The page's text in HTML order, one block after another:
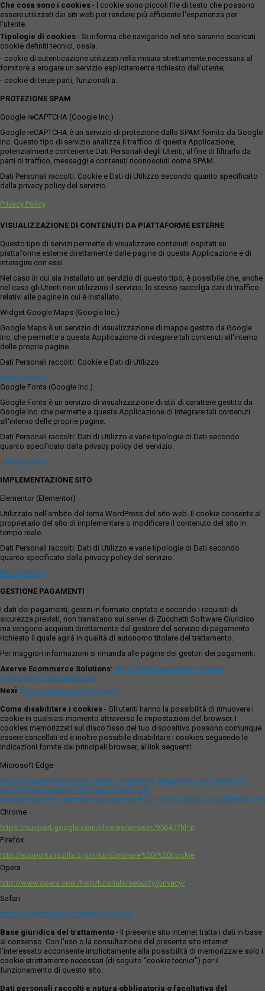
Che cosa sono i cookies - I cookie sono piccoli file di testo che possono
essere utilizzati dai siti web per rendere più efficiente l'esperienza per
l'utente.
Tipologie di cookies - Si informa che navigando nel sito saranno scaricati
cookie definiti tecnici, ossia:
- cookie di autenticazione utilizzati nella misura strettamente necessaria al
fornitore a erogare un servizio esplicitamente richiesto dall'utente;
- cookie di terze parti, funzionali a:
PROTEZIONE SPAM
Google reCAPTCHA (Google Inc.)
Google reCAPTCHA è un servizio di protezione dallo SPAM fornito da Google
Inc. Questo tipo di servizio analizza il traffico di questa Applicazione,
potenzialmente contenente Dati Personali degli Utenti, al fine di filtrarlo da
parti di traffico, messaggi e contenuti riconosciuti come SPAM.
Dati Personali raccolti: Cookie e Dati di Utilizzo secondo quanto specificato
dalla privacy policy del servizio.
Privacy Policy
VISUALIZZAZIONE DI CONTENUTI DA PIATTAFORME ESTERNE
Questo tipo di servizi permette di visualizzare contenuti ospitati su
piattaforme esterne direttamente dalle pagine di questa Applicazione e di
interagire con essi.
Nel caso in cui sia installato un servizio di questo tipo, è possibile che, anche
nel caso gli Utenti non utilizzino il servizio, lo stesso raccolga dati di traffico
relativi alle pagine in cui è installato.
Widget Google Maps (Google Inc.)
Google Maps è un servizio di visualizzazione di mappe gestito da Google
Inc. che permette a questa Applicazione di integrare tali contenuti all'interno
delle proprie pagine.
Dati Personali raccolti: Cookie e Dati di Utilizzo.
Privacy Policy
Google Fonts (Google Inc.)
Google Fonts è un servizio di visualizzazione di stili di carattere gestito da
Google Inc. che permette a questa Applicazione di integrare tali contenuti
all'interno delle proprie pagine.
Dati Personali raccolti: Dati di Utilizzo e varie tipologie di Dati secondo
quanto specificato dalla privacy policy del servizio.
Privacy Policy
IMPLEMENTAZIONE SITO
Elementor (Elementor)
Utilizzato nell'ambito del tema WordPress del sito web. Il cookie consente al
proprietario del sito di implementare o modificare il contenuto del sito in
tempo reale.
Dati Personali raccolti: Dati di Utilizzo e varie tipologie di Dati secondo
quanto specificato dalla privacy policy del servizio.
Privacy Policy
GESTIONE PAGAMENTI
I dati dei pagamenti, gestiti in formato criptato e secondo i requisiti di
sicurezza previsti, non transitano sui server di Zucchetti Software Giuridico
ma vengono acquisiti direttamente dal gestore del servizio di pagamento
richiesto il quale agirà in qualità di autonomo titolare del trattamento.
Per maggiori informazioni si rimanda alle pagine dei gestori dei pagamenti:
Axerve Ecommerce Solutions: https://www.axerve.com/privacy-
policy/servizi-di-pagamento
Nexi: https://www.nexi.it/it/privacy
Come disabilitare i cookies - Gli utenti hanno la possibilità di rimuovere i
cookie in qualsiasi momento attraverso le impostazioni del browser. I
cookies memorizzati sul disco fisso del tuo dispositivo possono comunque
essere cancellati ed è inoltre possibile disabilitare i cookies seguendo le
indicazioni fornite dai principali browser, ai link seguenti:
Microsoft Edge
https://support.microsoft.com/it-it/microsoft-edge/eliminare-i-cookie-in-
microsoft-edge-63947406-40ac-c3b8-57b9-
Chrome
https://support.google.com/chrome/answer/95647?hl=it
Firefox
http://support.mozilla.org/it/kb/Eliminare%20i%20cookie
Opera
http://www.opera.com/help/tutorials/security/privacy/
Safari
http://support.apple.com/kb/ph11920
Base giuridica del trattamento - Il presente sito internet tratta i dati in base
al consenso. Con l'uso o la consultazione del presente sito internet
l’interessato acconsente implicitamente alla possibilità di memorizzare solo i
cookie strettamente necessari (di seguito “cookie tecnici”) per il
funzionamento di questo sito.
Dati personali raccolti e natura obbligatoria o facoltativa del